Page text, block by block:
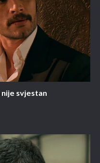
nije svjestan